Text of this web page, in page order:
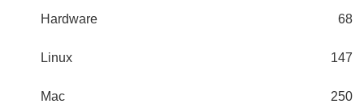
Hardware 68
Linux 147
Mac 250